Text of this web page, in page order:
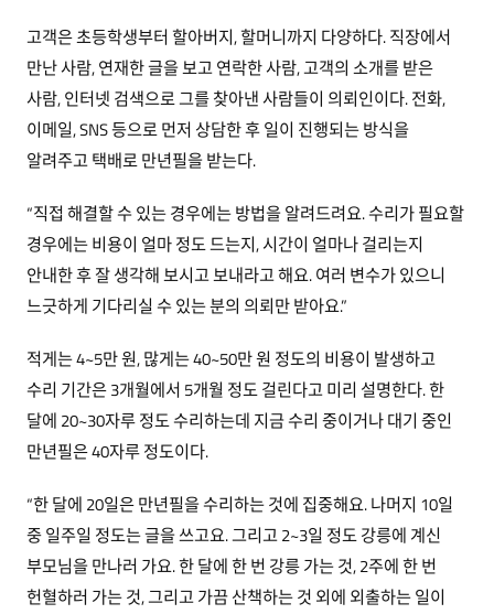
고객은 초등학생부터 할아버지, 할머니까지 다양하다. 직장에서
만난 사람, 연재한 글을 보고 연락한 사람, 고객의 소개를 받은
사람, 인터넷 검색으로 그를 찾아낸 사람들이 의뢰인이다. 전화,
이메일, SNS 등으로 먼저 상담한 후 일이 진행되는 방식을
알려주고 택배로 만년필을 받는다.
“직접 해결할 수 있는 경우에는 방법을 알려드려요. 수리가 필요할
경우에는 비용이 얼마 정도 드는지, 시간이 얼마나 걸리는지
안내한 후 잘 생각해 보시고 보내라고 해요. 여러 변수가 있으니
느긋하게 기다리실 수 있는 분의 의뢰만 받아요.”
적게는 4~5만 원, 많게는 40~50만 원 정도의 비용이 발생하고
수리 기간은 3개월에서 5개월 정도 걸린다고 미리 설명한다. 한
달에 20~30자루 정도 수리하는데 지금 수리 중이거나 대기 중인
만년필은 40자루 정도이다.
“한 달에 20일은 만년필을 수리하는 것에 집중해요. 나머지 10일
중 일주일 정도는 글을 쓰고요. 그리고 2~3일 정도 강릉에 계신
부모님을 만나러 가요. 한 달에 한 번 강릉 가는 것, 2주에 한 번
헌혈하러 가는 것, 그리고 가끔 산책하는 것 외에 외출하는 일이